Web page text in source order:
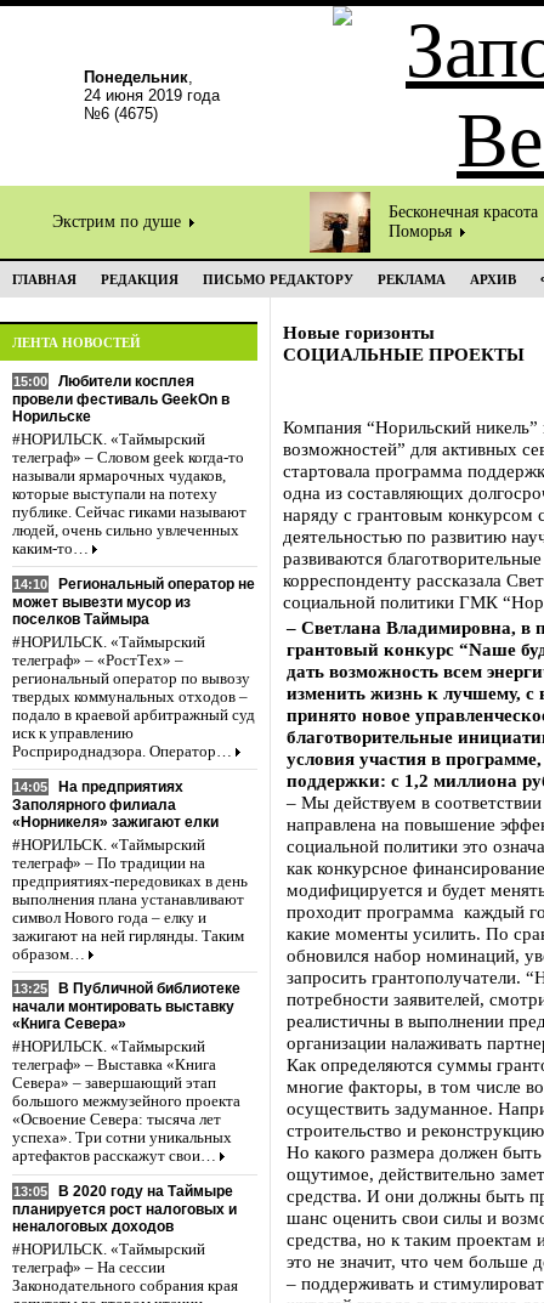
Понедельник,
24 июня 2019 года
№6 (4675)
Экстрим по душе
Бесконечная красота
Поморья
ГЛАВНАЯ РЕДАКЦИЯ ПИСЬМО РЕДАКТОРУ РЕКЛАМА АРХИВ
ЛЕНТА НОВОСТЕЙ
15:00
Любители косплея
провели фестиваль GeekOn в
Норильске
#НОРИЛЬСК. «Таймырский
телеграф» – Словом geek когда-то
называли ярмарочных чудаков,
которые выступали на потеху
публике. Сейчас гиками называют
людей, очень сильно увлеченных
каким-то…
14:10
Региональный оператор не
может вывезти мусор из
поселков Таймыра
#НОРИЛЬСК. «Таймырский
телеграф» – «РостТех» –
региональный оператор по вывозу
твердых коммунальных отходов –
подало в краевой арбитражный суд
иск к управлению
Росприроднадзора. Оператор…
14:05
На предприятиях
Заполярного филиала
«Норникеля» зажигают елки
#НОРИЛЬСК. «Таймырский
телеграф» – По традиции на
предприятиях-передовиках в день
выполнения плана устанавливают
символ Нового года – елку и
зажигают на ней гирлянды. Таким
образом…
13:25
В Публичной библиотеке
начали монтировать выставку
«Книга Севера»
#НОРИЛЬСК. «Таймырский
телеграф» – Выставка «Книга
Севера» – завершающий этап
большого межмузейного проекта
«Освоение Севера: тысяча лет
успеха». Три сотни уникальных
артефактов расскажут свои…
13:05
В 2020 году на Таймыре
планируется рост налоговых и
неналоговых доходов
#НОРИЛЬСК. «Таймырский
телеграф» – На сессии
Законодательного собрания края
Новые горизонты
СОЦИАЛЬНЫЕ ПРОЕКТЫ
Компания “Норильский
возможностей” для активных
стартовала программа
одна из составляющих
наряду с грантовым конкурсом
деятельностью по развитию
развиваются
корреспонденту рассказала
социальной политики ГМК
– Светлана Владимировна, в
грантовый конкурс “Nаше
дать возможность всем
изменить жизнь к лучшему,
принято новое
благотворительные
условия участия в
поддержки: с 1,2 миллиона
– Мы действуем в
направлена на повышение
социальной политики это
как конкурсное
модифицируется и будет
проходит программа каждый
какие моменты усилить. По
обновился набор номинаций,
запросить грантополучатели.
потребности заявителей,
реалистичны в выполнении
организации налаживать
Как определяются суммы
многие факторы, в том числе
осуществить задуманное.
строительство и
Но какого размера должен
ощутимое, действительно
средства. И они должны быть
шанс оценить свои силы и
средства, но к таким проектам
это не значит, что чем больше
– поддерживать и